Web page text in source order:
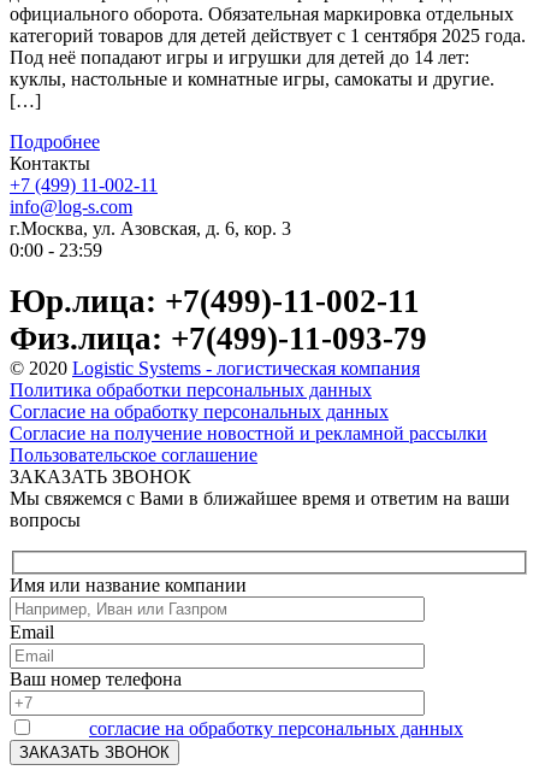
официального оборота. Обязательная маркировка отдельных
категорий товаров для детей действует с 1 сентября 2025 года.
Под неё попадают игры и игрушки для детей до 14 лет:
куклы, настольные и комнатные игры, самокаты и другие.
[…]
Подробнее
Контакты
+7 (499) 11-002-11
info@log-s.com
г.Москва, ул. Азовская, д. 6, кор. 3
0:00 - 23:59
Юр.лица: +7(499)-11-002-11
Физ.лица: +7(499)-11-093-79
© 2020 Logistic Systems - логистическая компания
Политика обработки персональных данных
Согласие на обработку персональных данных
Согласие на получение новостной и рекламной рассылки
Пользовательское соглашение
ЗАКАЗАТЬ ЗВОНОК
Мы свяжемся с Вами в ближайшее время и ответим на ваши
вопросы
Имя или название компании
Email
Ваш номер телефона
согласие на обработку персональных данных